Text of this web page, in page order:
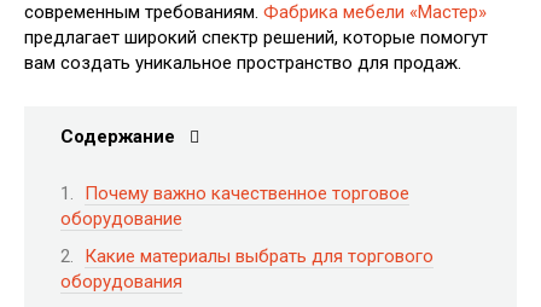
современным требованиям. Фабрика мебели «Мастер»
предлагает широкий спектр решений, которые помогут
вам создать уникальное пространство для продаж.
Содержание
Почему важно качественное торговое
оборудование
Какие материалы выбрать для торгового
оборудования